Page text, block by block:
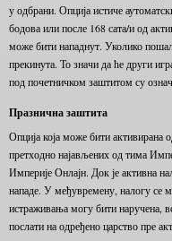
у одбрани. Опција истиче
бодова или после 168 сата/и од
може бити нападнут. Уколико
прекинута. То значи да ће други
под почетничком заштитом су
Празнична заштита
Опција која може бити активирана
претходно најављених од тима
Империје Онлајн. Док је активна
нападе. У међувремену, налогу се
истраживања могу бити наручена,
послати на одређено царство пре